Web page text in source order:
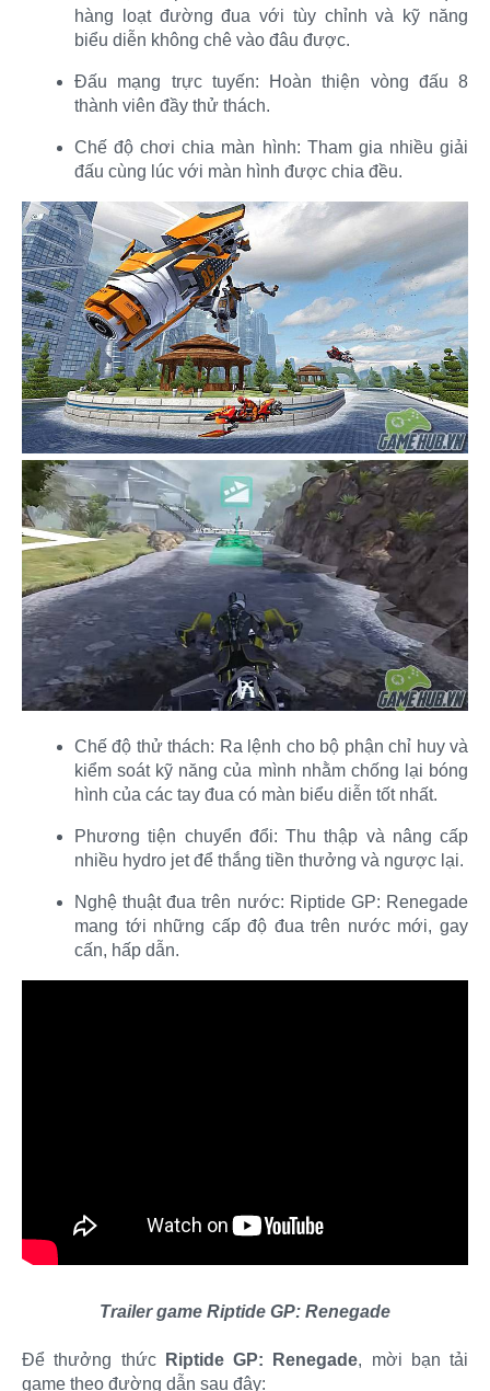
hàng loạt đường đua với tùy chỉnh và kỹ năng
biểu diễn không chê vào đâu được.​
Đấu mạng trực tuyến: Hoàn thiện vòng đấu 8
thành viên đầy thử thách.​
Chế độ chơi chia màn hình: Tham gia nhiều giải
đấu cùng lúc với màn hình được chia đều.​
Chế độ thử thách: Ra lệnh cho bộ phận chỉ huy và
kiểm soát kỹ năng của mình nhằm chống lại bóng
hình của các tay đua có màn biểu diễn tốt nhất.​
Phương tiện chuyển đổi: Thu thập và nâng cấp
nhiều hydro jet để thắng tiền thưởng và ngược lại.​
Nghệ thuật đua trên nước: Riptide GP: Renegade
mang tới những cấp độ đua trên nước mới, gay
cấn, hấp dẫn.​
Trailer game Riptide GP: Renegade
Để thưởng thức Riptide GP: Renegade, mời bạn tải
game theo đường dẫn sau đây: